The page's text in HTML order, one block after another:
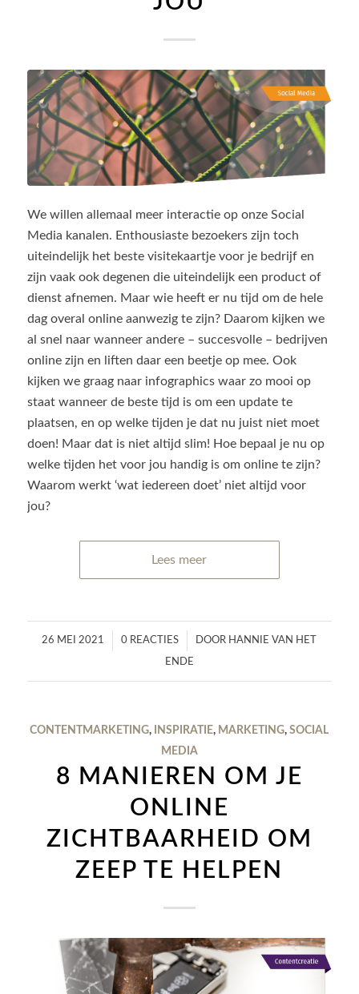
We willen allemaal meer interactie op onze Social
Media kanalen. Enthousiaste bezoekers zijn toch
uiteindelijk het beste visitekaartje voor je bedrijf en
zijn vaak ook degenen die uiteindelijk een product of
dienst afnemen. Maar wie heeft er nu tijd om de hele
dag overal online aanwezig te zijn? Daarom kijken we
al snel naar wanneer andere – succesvolle – bedrijven
online zijn en liften daar een beetje op mee. Ook
kijken we graag naar infographics waar zo mooi op
staat wanneer de beste tijd is om een update te
plaatsen, en op welke tijden je dat nu juist niet moet
doen! Maar dat is niet altijd slim! Hoe bepaal je nu op
welke tijden het voor jou handig is om online te zijn?
Waarom werkt ‘wat iedereen doet’ niet altijd voor
jou?
Lees meer
26 MEI 2021
/ 0 REACTIES
/ DOOR HANNIE VAN HET
ENDE
CONTENTMARKETING, INSPIRATIE, MARKETING,SOCIAL
MEDIA
8 MANIEREN OM JE
ONLINE
ZICHTBAARHEID OM
ZEEP TE HELPEN